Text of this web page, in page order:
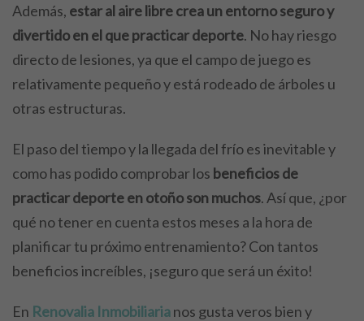
Además, estar al aire libre crea un entorno seguro y
divertido en el que practicar deporte. No hay riesgo
directo de lesiones, ya que el campo de juego es
relativamente pequeño y está rodeado de árboles u
otras estructuras.
El paso del tiempo y la llegada del frío es inevitable y
como has podido comprobar los beneficios de
practicar deporte en otoño son muchos. Así que, ¿por
qué no tener en cuenta estos meses a la hora de
planificar tu próximo entrenamiento? Con tantos
beneficios increíbles, ¡seguro que será un éxito!
En Renovalia Inmobiliarianos gusta veros bien y